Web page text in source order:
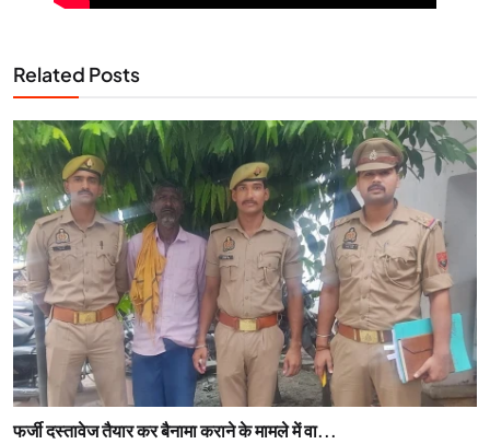
Related Posts
फर्जी दस्तावेज तैयार कर बैनामा कराने के मामले में वा...